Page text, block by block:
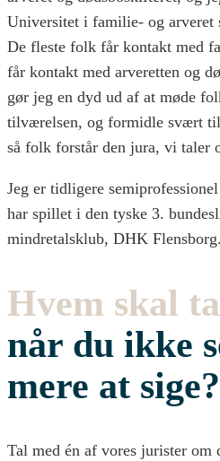
Universitet i familie- og arveret
De fleste folk får kontakt med
får kontakt med arveretten og
gør jeg en dyd ud af at møde
tilværelsen, og formidle svært
så folk forstår den jura, vi taler
Jeg er tidligere
har spillet i den tyske 3.
mindretalsklub, DHK Flensborg.
Hvem skal
når du ikke
mere at sige?
Tal med én af vores jurister om